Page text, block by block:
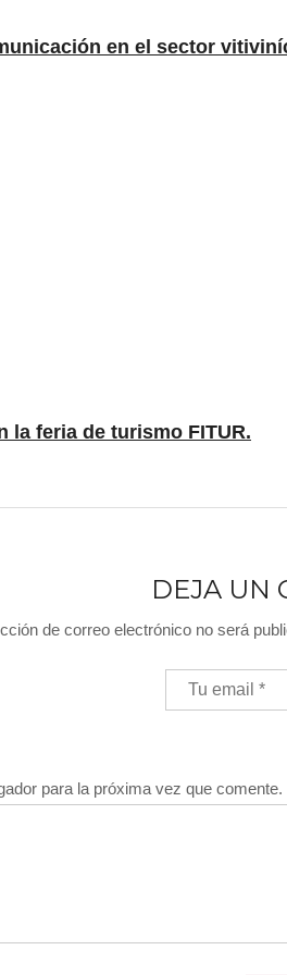
en el sector
la feria de turismo FITUR.
DEJA UN
de correo electrónico no será
para la próxima vez que comente.